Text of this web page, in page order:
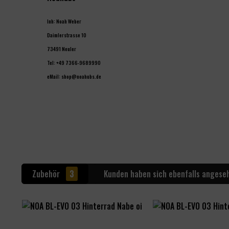
Inh: Noah Weber
Daimlerstrasse 10
73491 Neuler
Tel: +49 7366-9689990
eMail: shop@noahubs.de
Zubehör 3 Kunden haben sich ebenfalls